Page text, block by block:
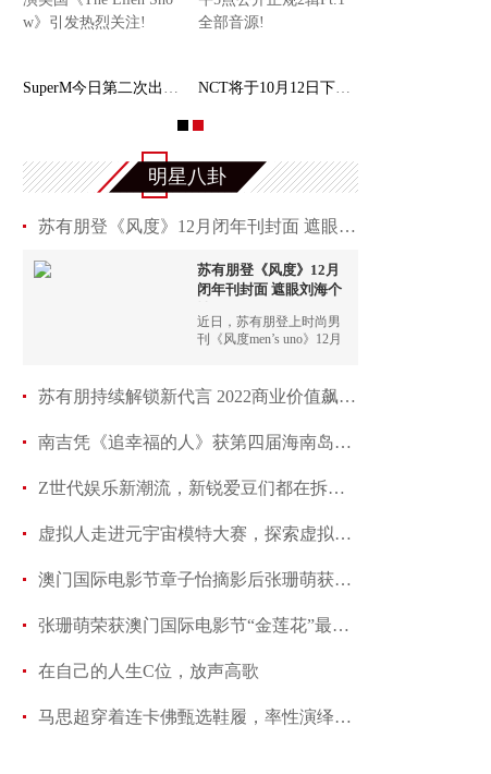
SuperM今日第二次出演美国《The Ellen Show》引 NCT将于10月12日下午5点公开正规2辑Pt.1全部音
明星八卦
苏有朋登《风度》12月闭年刊封面 遮眼刘海个性
苏有朋登《风度》12月
闭年刊封面 遮眼刘海个
近日，苏有朋登上时尚男
刊《风度men’s uno》12月
格，一展自有态度的时髦
感，探寻新鲜自我。
苏有朋持续解锁新代言 2022商业价值飙升表现力
南吉凭《追幸福的人》获第四届海南岛国际电影节
Z世代娱乐新潮流，新锐爱豆们都在拆什么圣诞新礼
虚拟人走进元宇宙模特大赛，探索虚拟与现实边界
澳门国际电影节章子怡摘影后张珊萌获最佳女配
张珊萌荣获澳门国际电影节“金莲花”最佳女配奖
在自己的人生C位，放声高歌
马思超穿着连卡佛甄选鞋履，率性演绎街头不羁少年